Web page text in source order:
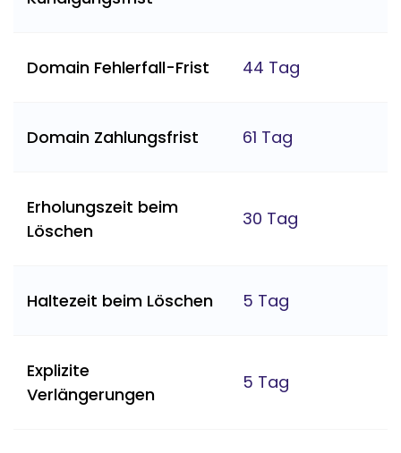
Domain Fehlerfall-Frist 44 Tag
Domain Zahlungsfrist 61 Tag
Erholungszeit beim
Löschen
30 Tag
Haltezeit beim Löschen 5 Tag
Explizite
Verlängerungen
5 Tag